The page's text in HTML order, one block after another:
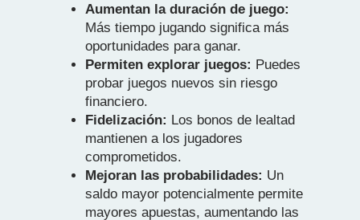
Aumentan la duración de juego:
Más tiempo jugando significa más
oportunidades para ganar.
Permiten explorar juegos: Puedes
probar juegos nuevos sin riesgo
financiero.
Fidelización: Los bonos de lealtad
mantienen a los jugadores
comprometidos.
Mejoran las probabilidades: Un
saldo mayor potencialmente permite
mayores apuestas, aumentando las